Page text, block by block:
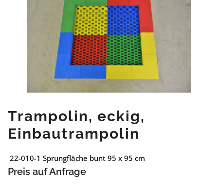
Trampolin, eckig,
Einbautrampolin
22-010-1 Sprungfläche bunt 95 x 95 cm
Preis auf Anfrage